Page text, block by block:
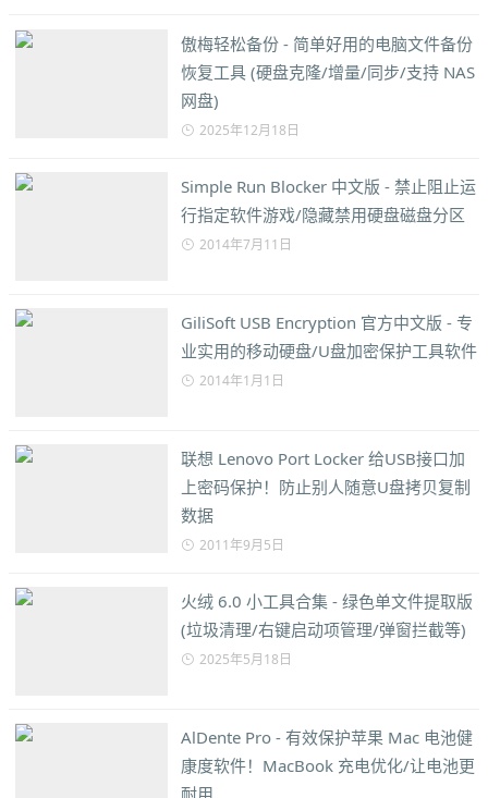
傲梅轻松备份 - 简单好用的电脑文件备份
恢复工具 (硬盘克隆/增量/同步/支持 NAS
网盘)
2025年12月18日
Simple Run Blocker 中文版 - 禁止阻止运
行指定软件游戏/隐藏禁用硬盘磁盘分区
2014年7月11日
GiliSoft USB Encryption 官方中文版 - 专
业实用的移动硬盘/U盘加密保护工具软件
2014年1月1日
联想 Lenovo Port Locker 给USB接口加
上密码保护！防止别人随意U盘拷贝复制
数据
2011年9月5日
火绒 6.0 小工具合集 - 绿色单文件提取版
(垃圾清理/右键启动项管理/弹窗拦截等)
2025年5月18日
AlDente Pro - 有效保护苹果 Mac 电池健
康度软件！MacBook 充电优化/让电池更